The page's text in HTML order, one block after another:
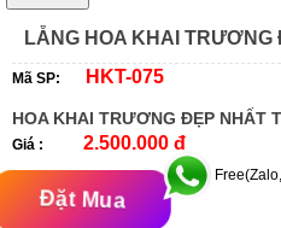
LẴNG HOA KHAI TRƯƠNG
Mã SP: HKT-075
HOA KHAI TRƯƠNG ĐẸP NHẤT
Giá : 2.500.000 đ
Đặt Mua